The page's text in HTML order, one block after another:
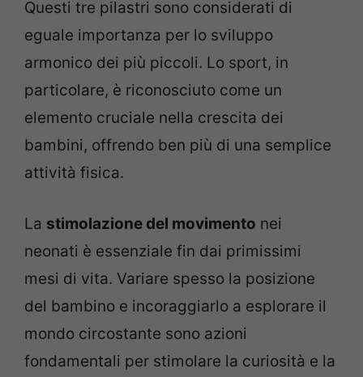
Questi tre pilastri sono considerati di
eguale importanza per lo sviluppo
armonico dei più piccoli. Lo sport, in
particolare, è riconosciuto come un
elemento cruciale nella crescita dei
bambini, offrendo ben più di una semplice
attività fisica.
La stimolazione del movimento nei
neonati è essenziale fin dai primissimi
mesi di vita. Variare spesso la posizione
del bambino e incoraggiarlo a esplorare il
mondo circostante sono azioni
fondamentali per stimolare la curiosità e la